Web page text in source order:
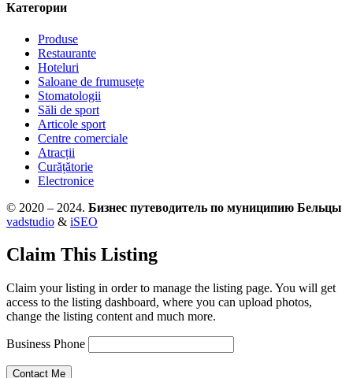
Категории
Produse
Restaurante
Hoteluri
Saloane de frumusețe
Stomatologii
Săli de sport
Articole sport
Centre comerciale
Atracții
Curățătorie
Electronice
© 2020 – 2024. Бизнес путеводитель по муниципию Бельцы
vadstudio & iSEO
Claim This Listing
Claim your listing in order to manage the listing page. You will get
access to the listing dashboard, where you can upload photos,
change the listing content and much more.
Business Phone